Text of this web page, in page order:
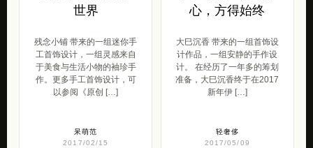
世界
残念小铺 带来的一组迷你手
工首饰设计，一组灵感来自
于美食与生活小物的袖珍手
作。更多手工首饰设计，可
以参阅《原创 […]
呆萌范
2017/02/15
心，方得始终
大巳沉香 带来的一组首饰设
计作品，一组安静的手作设
计。 在经历了一年多的筹划
准备，大巳沉香终于在2017
新年伊 […]
轻奢侈
2017/05/09